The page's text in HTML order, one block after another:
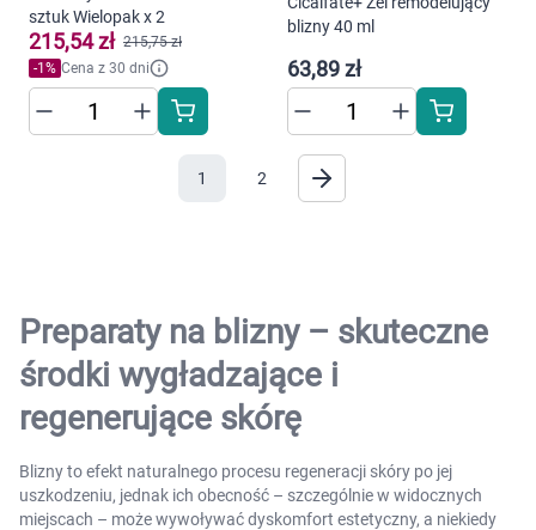
warunki przechowywania lub dostępu do
cookies poprzez kliknięcie przycisku
"Ustawienia" lub możesz zaakceptować
ustawienia wszystkich cookies klikając
AKCEPTUJĘ WSZYSTKIE
sztuk Wielopak x 2
215,54 zł 215,75 zł
-1 % Cena z 30 dni
blizny 40 ml
63,89 zł
1 2
Preparaty na blizny – skuteczne
środki wygładzające i
regenerujące skórę
Blizny to efekt naturalnego procesu regeneracji skóry po jej
uszkodzeniu, jednak ich obecność – szczególnie w widocznych
miejscach – może wywoływać dyskomfort estetyczny, a niekiedy